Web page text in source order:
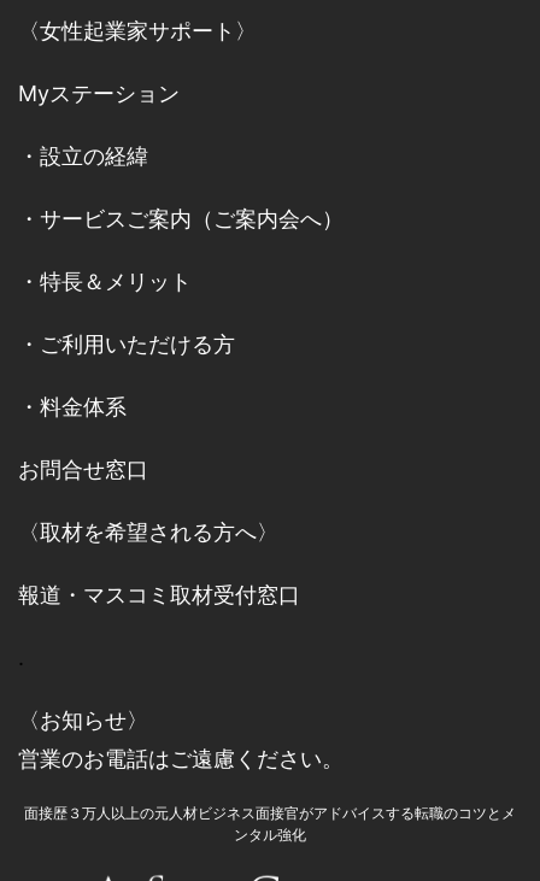
〈女性起業家サポート〉
Myステーション
・ 設立の経緯
・ サービスご案内 （ ご案内会へ）
・ 特長＆メリット
・ ご利用いただける方
・ 料金体系
お問合せ窓口
〈取材を希望される方へ〉
報道・マスコミ取材受付窓口
.
〈お知らせ〉
営業のお電話はご遠慮ください。
面接歴３万人以上の元人材ビジネス面接官がアドバイスする転職のコツとメ
ンタル強化